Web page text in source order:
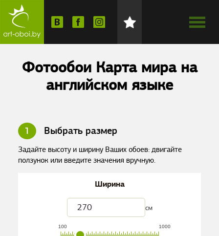
Фотообои Карта мира на
английском языке
1 Выбрать размер
Задайте высоту и ширину Ваших обоев: двигайте
ползунок или введите значения вручную.
Ширина
см
100 1000